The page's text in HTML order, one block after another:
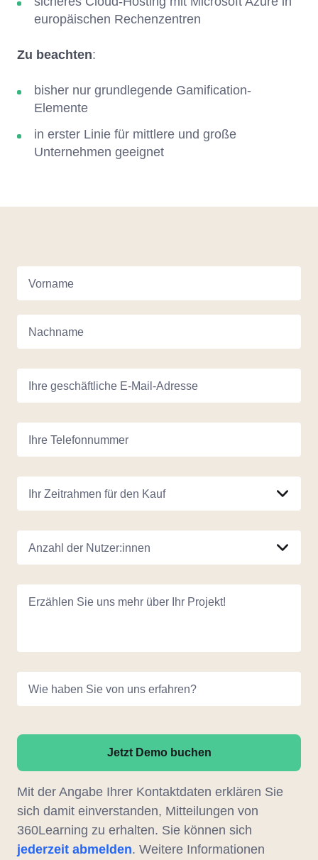
europäischen Rechenzentren
Zu beachten:
bisher nur grundlegende Gamification-
Elemente
in erster Linie für mittlere und große
Unternehmen geeignet
Vorname
Nachname
Ihre geschäftliche E-Mail-Adresse
Ihre Telefonnummer
Ihr Zeitrahmen für den Kauf
Anzahl der Nutzer:innen
Erzählen Sie uns mehr über Ihr Projekt!
Wie haben Sie von uns erfahren?
Jetzt Demo buchen
Mit der Angabe Ihrer Kontaktdaten erklären Sie
sich damit einverstanden, Mitteilungen von
360Learning zu erhalten. Sie können sich
jederzeit abmelden. Weitere Informationen